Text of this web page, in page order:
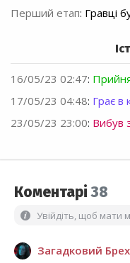
Перший етап: Гравці
16/05/23 02:47:
17/05/23 04:48: Грає в
23/05/23 23:00: Вибув
Коментарі38
Увійдіть, щоб мати
Загадковий